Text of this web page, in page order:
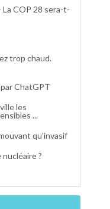
La COP 28 sera-t-
trop chaud.
ChatGPT
les
...
qu’invasif
?